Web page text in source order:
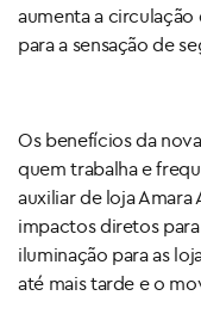
aumenta a
para a sensação de
Os benefícios da
quem trabalha e
auxiliar de loja
impactos diretos
iluminação para as
até mais tarde e o